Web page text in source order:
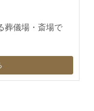
葬儀場・斎場で